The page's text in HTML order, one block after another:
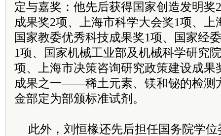
定与嘉奖：他先后获得国家创造发明奖
成果奖2项、上海市科学大会奖1项、上
国家教委优秀科技成果奖1项、国家经
1项、国家机械工业部及机械科学研究
项、上海市决策咨询研究政策建设成果
成果之一——稀土元素、镁和铋的检测
金部定为部颁标准试剂。
此外，刘恒椽还先后担任国务院学